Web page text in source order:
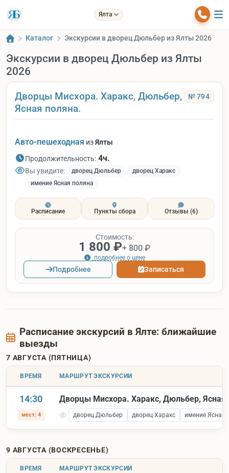
Ялта
Каталог Экскурсии в дворец Дюльбер из Ялты 2026
Экскурсии в дворец Дюльбер из Ялты
2026
Дворцы Мисхора. Харакс, Дюльбер,
Ясная поляна.
№ 794
Авто-пешеходная изЯлты
Продолжительность: 4ч.
Вы увидите: дворец Дюльбер
дворец Харакс
имение Ясная поляна
Расписание Пункты сбора Отзывы (6)
Стоимость:
1 800 ₽+ 800 ₽
подробнее о цене
Подробнее Записаться
Расписание экскурсий в Ялте: ближайшие
выезды
7 АВГУСТА (ПЯТНИЦА)
ВРЕМЯ МАРШРУТ ЭКСКУРСИИ
14:30
мест: 4
Дворцы Мисхора. Харакс, Дюльбер, Ясная
дворец Дюльбер дворец Харакс имение Ясная
9 АВГУСТА (ВОСКРЕСЕНЬЕ)
ВРЕМЯ МАРШРУТ ЭКСКУРСИИ